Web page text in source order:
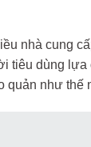
nhà cung
tiêu dùng
quản như thế